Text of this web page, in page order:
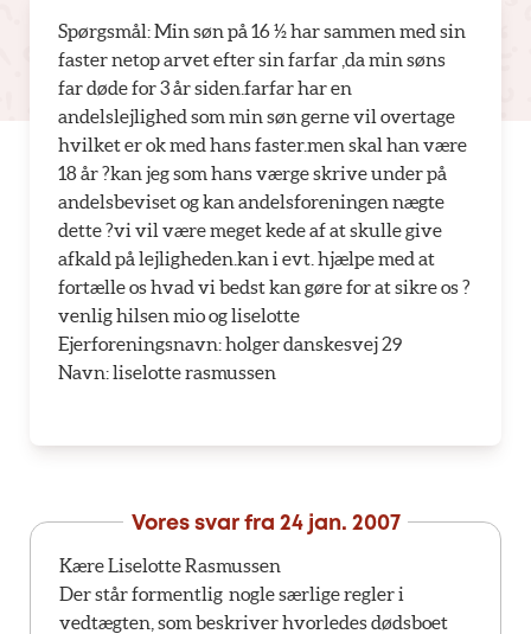
Spørgsmål: Min søn på 16 ½ har sammen med sin
faster netop arvet efter sin farfar ,da min søns
far døde for 3 år siden.farfar har en
andelslejlighed som min søn gerne vil overtage
hvilket er ok med hans faster.men skal han være
18 år ?kan jeg som hans værge skrive under på
andelsbeviset og kan andelsforeningen nægte
dette ?vi vil være meget kede af at skulle give
afkald på lejligheden.kan i evt. hjælpe med at
fortælle os hvad vi bedst kan gøre for at sikre os ?
venlig hilsen mio og liselotte
Ejerforeningsnavn: holger danskesvej 29
Navn: liselotte rasmussen
Vores svar fra 24 jan. 2007
Kære Liselotte Rasmussen
Der står formentlig nogle særlige regler i
vedtægten, som beskriver hvorledes dødsboet